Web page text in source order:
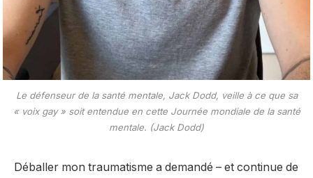
Le défenseur de la santé mentale, Jack Dodd, veille à ce que sa
« voix gay » soit entendue en cette Journée mondiale de la santé
mentale. (Jack Dodd)
Déballer mon traumatisme a demandé – et continue de